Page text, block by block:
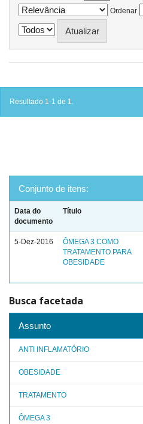
Ordenar
Resultado 1-1 de 1.
Conjunto de itens:
Data do
documento
Título
5-Dez-2016
ÔMEGA 3 COMO
TRATAMENTO PARA
OBESIDADE
Busca facetada
Assunto
ANTI INFLAMATÓRIO
OBESIDADE
TRATAMENTO
ÔMEGA 3